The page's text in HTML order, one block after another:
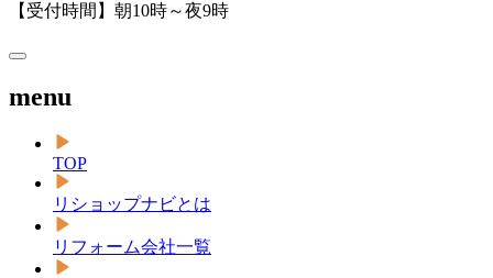
【受付時間】朝10時～夜9時
menu
TOP
リショップナビとは
リフォーム会社一覧